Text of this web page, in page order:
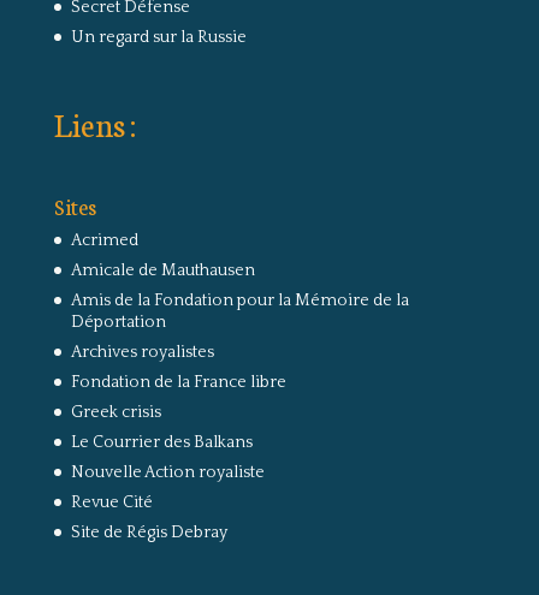
Secret Défense
Un regard sur la Russie
Liens :
Sites
Acrimed
Amicale de Mauthausen
Amis de la Fondation pour la Mémoire de la
Déportation
Archives royalistes
Fondation de la France libre
Greek crisis
Le Courrier des Balkans
Nouvelle Action royaliste
Revue Cité
Site de Régis Debray